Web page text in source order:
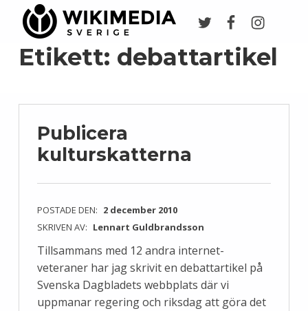
Etikett: debattartikel
Publicera
kulturskatterna
POSTADE DEN: 2 december 2010
SKRIVEN AV: Lennart Guldbrandsson
Tillsammans med 12 andra internet-
veteraner har jag skrivit en debattartikel på
Svenska Dagbladets webbplats där vi
uppmanar regering och riksdag att göra det